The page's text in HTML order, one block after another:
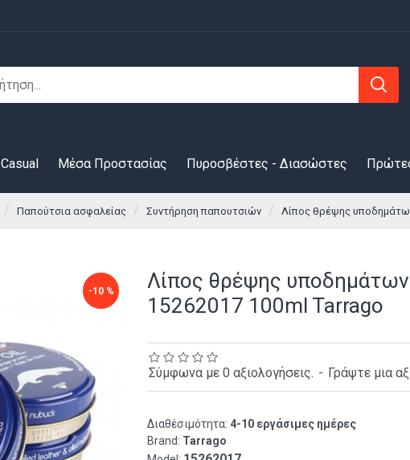
Casual Μέσα Προστασίας Πυροσβέστες - Διασώστες
Παπούτσια ασφαλείας Συντήρηση παπουτσιών Λίπος θρέψης
-10 %
Λίπος θρέψης
15262017 100ml Tarrago
Διαθέσιμότητα: 4-10 εργάσιμες ημέρες
Brand: Tarrago
Σύμφωνα με 0 αξιολογήσεις. - Γράψτε μια